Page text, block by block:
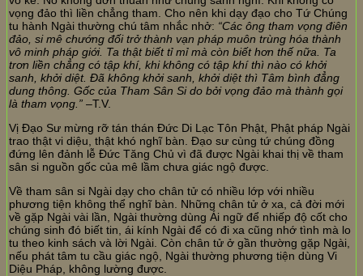
vọng đảo thì liền chẳng tham. Cho nên khi dạy đạo cho Tứ Chúng
tu hành Ngài thường chú tâm nhắc nhở: “Các ông tham vọng điên
đảo, si mê chướng đối trở thành vạn pháp muôn trùng hóa thành
vô minh pháp giới. Ta thật biết tỉ mỉ mà còn biết hơn thế nữa. Ta
trơn liền chẳng có tập khí, khi không có tập khí thì nào có khởi
sanh, khởi diệt. Đã không khởi sanh, khởi diệt thì Tâm bình đẳng
dung thông. Gốc của Tham Sân Si do bởi vọng đảo mà thành gọi
là tham vọng.” –T.V.
Vị Đạo Sư mừng rỡ tán thán Đức Di Lạc Tôn Phật, Phật pháp Ngài
trao thật vi diệu, thật khó nghĩ bàn. Đạo sư cùng tứ chúng đồng
đứng lên đảnh lễ Đức Tăng Chủ vì đã được Ngài khai thị về tham
sân si nguồn gốc của mê lầm chưa giác ngộ được.
Về tham sân si Ngài dạy cho chân tử có nhiều lớp với nhiều
phương tiện không thể nghĩ bàn. Những chân tử ở xa, cả đời mới
về gặp Ngài vài lần, Ngài thường dùng Ái ngữ để nhiếp độ cốt cho
chúng sinh đó biết tin, ái kính Ngài để có đi xa cũng nhớ tình mà lo
tu theo kinh sách và lời Ngài. Còn chân tử ở gần thường gặp Ngài,
nếu phát tâm tu cầu giác ngộ, Ngài thường phương tiện dùng Vi
Diệu Pháp, không lường được.